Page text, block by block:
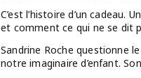
C’est l’histoire d’un
et comment ce qui ne se dit
Sandrine Roche questionne
notre imaginaire d’enfant.